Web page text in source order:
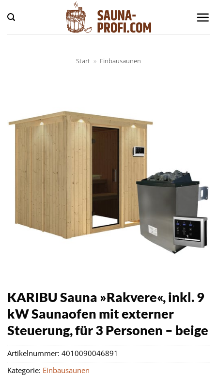
Inhalt
springen
Start » Einbausaunen
KARIBU Sauna »Rakvere«, inkl. 9
kW Saunaofen mit externer
Steuerung, für 3 Personen – beige
Artikelnummer: 4010090046891
Kategorie: Einbausaunen